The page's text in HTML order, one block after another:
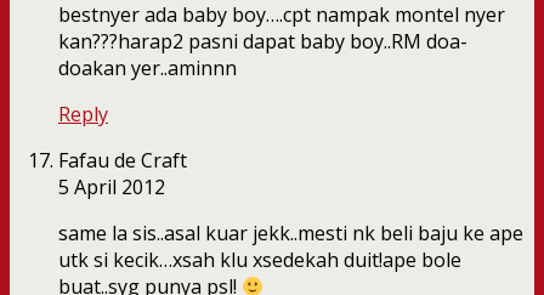
bestnyer ada baby boy….cpt nampak montel nyer
kan???harap2 pasni dapat baby boy..RM doa-
doakan yer..aminnn
Reply
Fafau de Craft
5 April 2012
same la sis..asal kuar jekk..mesti nk beli baju ke ape
utk si kecik…xsah klu xsedekah duit!ape bole
buat..syg punya psl!